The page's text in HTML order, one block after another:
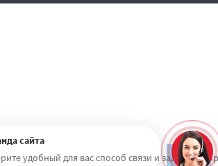
Наверх
сайта
удобный для вас способ связи и задайте